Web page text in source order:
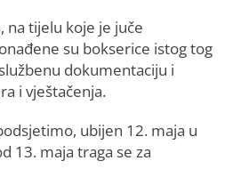
na tijelu koje je juče
su bokserice istog tog
dokumentaciju i
i vještačenja.
ubijen 12. maja u
13. maja traga se za